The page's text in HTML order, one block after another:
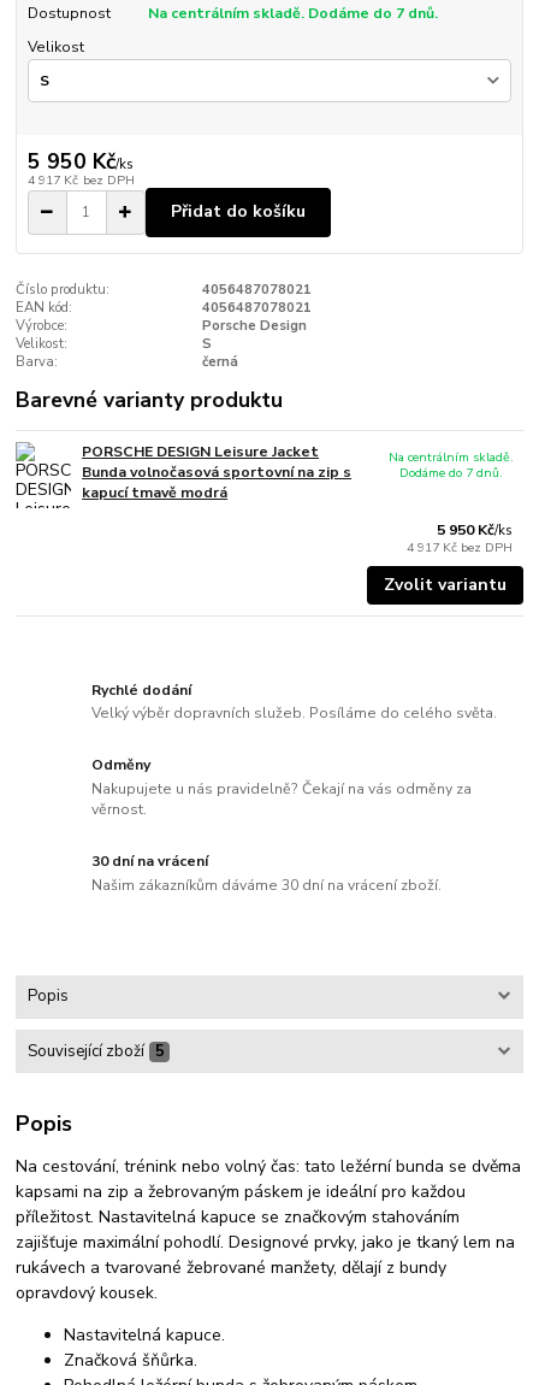
Dostupnost
Na centrálním skladě. Dodáme do 7 dnů.
Velikost
5 950 Kč/ks
4 917 Kč bez DPH
Přidat do košíku
Číslo produktu:
4056487078021
EAN kód:
4056487078021
Výrobce:
Porsche Design
Velikost:
S
Barva:
černá
Barevné varianty produktu
PORSCHE DESIGN Leisure Jacket
Bunda volnočasová sportovní na zip s
kapucí tmavě modrá
5 950 Kč/ks
4 917 Kč bez DPH
Na centrálním skladě.
Dodáme do 7 dnů.
Zvolit variantu
Rychlé dodání
Velký výběr dopravních služeb. Posíláme do celého světa.
Odměny
Nakupujete u nás pravidelně? Čekají na vás odměny za
věrnost.
30 dní na vrácení
Našim zákazníkům dáváme 30 dní na vrácení zboží.
Popis
Související zboží 5
Popis
Na cestování, trénink nebo volný čas: tato ležérní bunda se dvěma
kapsami na zip a žebrovaným páskem je ideální pro každou
příležitost. Nastavitelná kapuce se značkovým stahováním
zajišťuje maximální pohodlí. Designové prvky, jako je tkaný lem na
rukávech a tvarované žebrované manžety, dělají z bundy
opravdový kousek.
Nastavitelná kapuce.
Značková šňůrka.